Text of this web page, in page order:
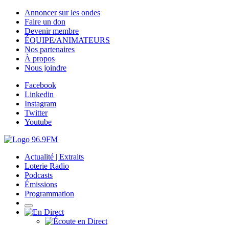
Annoncer sur les ondes
Faire un don
Devenir membre
ÉQUIPE/ANIMATEURS
Nos partenaires
À propos
Nous joindre
Facebook
Linkedin
Instagram
Twitter
Youtube
Actualité | Extraits
Loterie Radio
Podcasts
Émissions
Programmation